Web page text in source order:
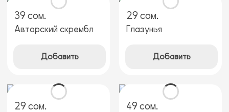
39 сом.
Авторский скрембл
Добавить
29 сом.
Глазунья
Добавить
29 сом. 49 сом.